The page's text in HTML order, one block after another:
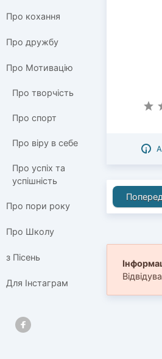
Про кохання
Про дружбу
Про Мотивацію
Про творчість
Про спорт
Про віру в себе
Про успіх та
успішність
Про пори року
Про Школу
з Пісень
Для Інстаграм